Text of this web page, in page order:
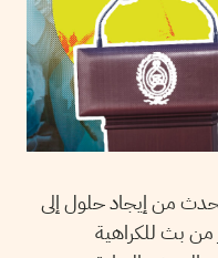
من إيجاد حلول إلى
من بث للكراهية